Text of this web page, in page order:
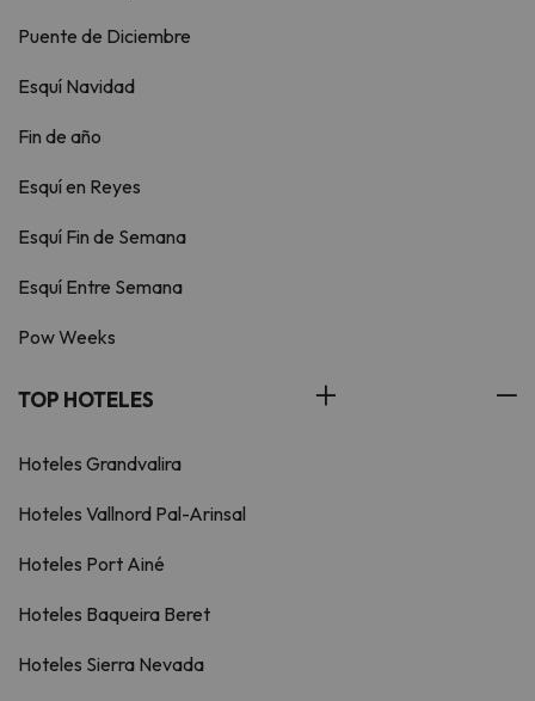
Puente de Diciembre
Esquí Navidad
Fin de año
Esquí en Reyes
Esquí Fin de Semana
Esquí Entre Semana
Pow Weeks
TOP HOTELES
Hoteles Grandvalira
Hoteles Vallnord Pal-Arinsal
Hoteles Port Ainé
Hoteles Baqueira Beret
Hoteles Sierra Nevada